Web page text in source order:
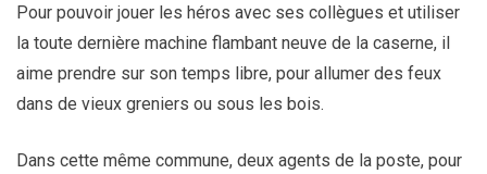
Pour pouvoir jouer les héros avec ses collègues et utiliser
la toute dernière machine flambant neuve de la caserne, il
aime prendre sur son temps libre, pour allumer des feux
dans de vieux greniers ou sous les bois.
Dans cette même commune, deux agents de la poste, pour